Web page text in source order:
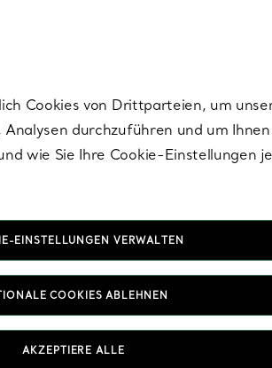
Cookies von Drittparteien, um
durchzuführen und um
wie Sie Ihre Cookie-Einstellungen
EINSTELLUNGEN VERWALTEN
COOKIES ABLEHNEN
AKZEPTIERE ALLE